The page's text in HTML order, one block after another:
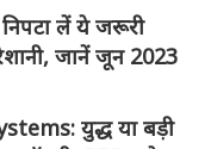
लें ये जरूरी
जानें जून 2023
युद्ध या बड़ी